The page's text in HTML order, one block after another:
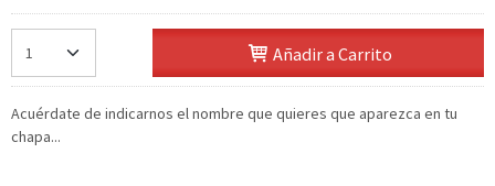
Añadir a Carrito
Acuérdate de indicarnos el nombre que quieres que aparezca en tu
chapa...